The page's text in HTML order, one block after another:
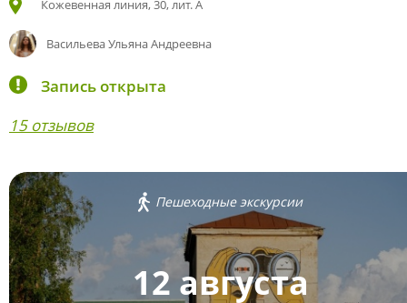
Кожевенная линия, 30, лит. А
Васильева Ульяна Андреевна
Запись открыта
15 отзывов
Пешеходные экскурсии
12 августа